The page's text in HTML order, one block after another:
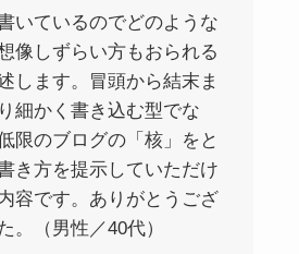
いているのでどのような
像しずらい方もおられる
します。冒頭から結末ま
細かく書き込む型でな
限のブログの「核」をと
き方を提示していただけ
容です。ありがとうござ
。（男性／40代）